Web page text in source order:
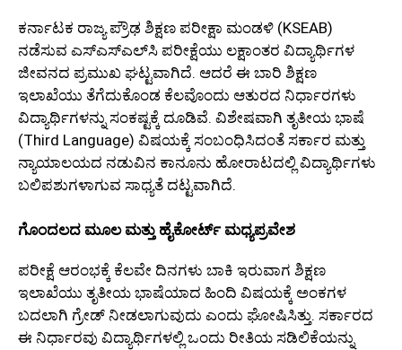
ಕರ್ನಾಟಕ ರಾಜ್ಯ ಪ್ರೌಢ ಶಿಕ್ಷಣ ಪರೀಕ್ಷಾ ಮಂಡಳಿ (KSEAB)
ನಡೆಸುವ ಎಸ್‌ಎಸ್‌ಎಲ್‌ಸಿ ಪರೀಕ್ಷೆಯು ಲಕ್ಷಾಂತರ ವಿದ್ಯಾರ್ಥಿಗಳ
ಜೀವನದ ಪ್ರಮುಖ ಘಟ್ಟವಾಗಿದೆ. ಆದರೆ ಈ ಬಾರಿ ಶಿಕ್ಷಣ
ಇಲಾಖೆಯು ತೆಗೆದುಕೊಂಡ ಕೆಲವೊಂದು ಆತುರದ ನಿರ್ಧಾರಗಳು
ವಿದ್ಯಾರ್ಥಿಗಳನ್ನು ಸಂಕಷ್ಟಕ್ಕೆ ದೂಡಿವೆ. ವಿಶೇಷವಾಗಿ ತೃತೀಯ ಭಾಷೆ
(Third Language) ವಿಷಯಕ್ಕೆ ಸಂಬಂಧಿಸಿದಂತೆ ಸರ್ಕಾರ ಮತ್ತು
ನ್ಯಾಯಾಲಯದ ನಡುವಿನ ಕಾನೂನು ಹೋರಾಟದಲ್ಲಿ ವಿದ್ಯಾರ್ಥಿಗಳು
ಬಲಿಪಶುಗಳಾಗುವ ಸಾಧ್ಯತೆ ದಟ್ಟವಾಗಿದೆ.
ಗೊಂದಲದ ಮೂಲ ಮತ್ತು ಹೈಕೋರ್ಟ್ ಮಧ್ಯಪ್ರವೇಶ
ಪರೀಕ್ಷೆ ಆರಂಭಕ್ಕೆ ಕೆಲವೇ ದಿನಗಳು ಬಾಕಿ ಇರುವಾಗ ಶಿಕ್ಷಣ
ಇಲಾಖೆಯು ತೃತೀಯ ಭಾಷೆಯಾದ ಹಿಂದಿ ವಿಷಯಕ್ಕೆ ಅಂಕಗಳ
ಬದಲಾಗಿ ಗ್ರೇಡ್ ನೀಡಲಾಗುವುದು ಎಂದು ಘೋಷಿಸಿತ್ತು. ಸರ್ಕಾರದ
ಈ ನಿರ್ಧಾರವು ವಿದ್ಯಾರ್ಥಿಗಳಲ್ಲಿ ಒಂದು ರೀತಿಯ ಸಡಿಲಿಕೆಯನ್ನು